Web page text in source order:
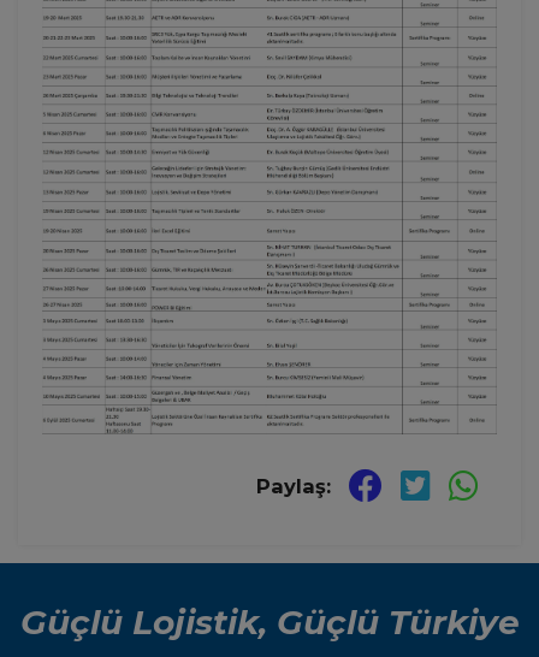
Paylaş:
Güçlü Lojistik, Güçlü Türkiye